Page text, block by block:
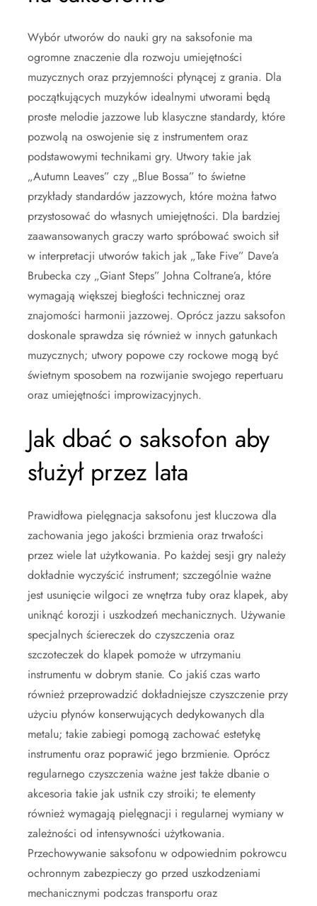
Wybór utworów do nauki gry na saksofonie ma
ogromne znaczenie dla rozwoju umiejętności
muzycznych oraz przyjemności płynącej z grania. Dla
początkujących muzyków idealnymi utworami będą
proste melodie jazzowe lub klasyczne standardy, które
pozwolą na oswojenie się z instrumentem oraz
podstawowymi technikami gry. Utwory takie jak
„Autumn Leaves” czy „Blue Bossa” to świetne
przykłady standardów jazzowych, które można łatwo
przystosować do własnych umiejętności. Dla bardziej
zaawansowanych graczy warto spróbować swoich sił
w interpretacji utworów takich jak „Take Five” Dave’a
Brubecka czy „Giant Steps” Johna Coltrane’a, które
wymagają większej biegłości technicznej oraz
znajomości harmonii jazzowej. Oprócz jazzu saksofon
doskonale sprawdza się również w innych gatunkach
muzycznych; utwory popowe czy rockowe mogą być
świetnym sposobem na rozwijanie swojego repertuaru
oraz umiejętności improwizacyjnych.
Jak dbać o saksofon aby
służył przez lata
Prawidłowa pielęgnacja saksofonu jest kluczowa dla
zachowania jego jakości brzmienia oraz trwałości
przez wiele lat użytkowania. Po każdej sesji gry należy
dokładnie wyczyścić instrument; szczególnie ważne
jest usunięcie wilgoci ze wnętrza tuby oraz klapek, aby
uniknąć korozji i uszkodzeń mechanicznych. Używanie
specjalnych ściereczek do czyszczenia oraz
szczoteczek do klapek pomoże w utrzymaniu
instrumentu w dobrym stanie. Co jakiś czas warto
również przeprowadzić dokładniejsze czyszczenie przy
użyciu płynów konserwujących dedykowanych dla
metalu; takie zabiegi pomogą zachować estetykę
instrumentu oraz poprawić jego brzmienie. Oprócz
regularnego czyszczenia ważne jest także dbanie o
akcesoria takie jak ustnik czy stroiki; te elementy
również wymagają pielęgnacji i regularnej wymiany w
zależności od intensywności użytkowania.
Przechowywanie saksofonu w odpowiednim pokrowcu
ochronnym zabezpieczy go przed uszkodzeniami
mechanicznymi podczas transportu oraz